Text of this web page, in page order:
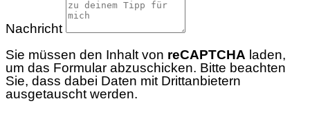
Nachricht
Sie müssen den Inhalt von reCAPTCHA laden,
um das Formular abzuschicken. Bitte beachten
Sie, dass dabei Daten mit Drittanbietern
ausgetauscht werden.